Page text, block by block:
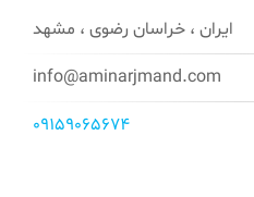
ایران ، خراسان رضوی ، مشهد
info@aminarjmand.com
09159065674